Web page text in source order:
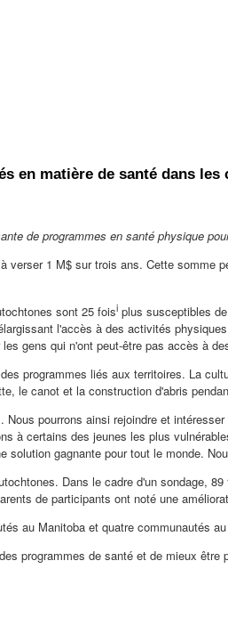
matière de santé dans
de programmes en santé physique
verser 1 M$ sur trois ans. Cette somme
sont 25 foisi plus susceptibles
l'accès à des activités
gens qui n'ont peut-être pas accès à
programmes liés aux territoires. La
le canot et la construction d'abris
pourrons ainsi rejoindre et
à certains des jeunes les plus
gagnante pour tout le monde.
Dans le cadre d'un sondage,
de participants ont noté une
au Manitoba et quatre communautés au
programmes de santé et de mieux